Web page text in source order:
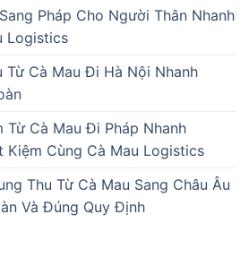
Pháp Cho Người Thân Nhanh
Logistics
Từ Cà Mau Đi Hà Nội Nhanh
Từ Cà Mau Đi Pháp Nhanh
Kiệm Cùng Cà Mau Logistics
Thu Từ Cà Mau Sang Châu Âu
Và Đúng Quy Định